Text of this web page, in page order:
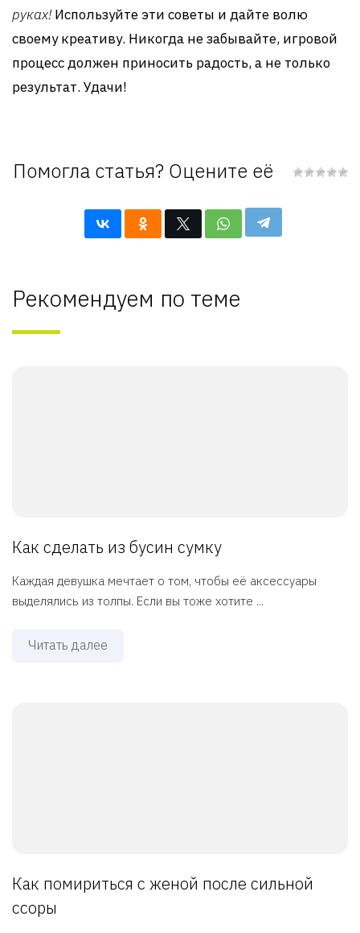
руках!Используйте эти советы и дайте волю
своему креативу. Никогда не забывайте, игровой
процесс должен приносить радость, а не только
результат. Удачи!
Помогла статья? Оцените её
Рекомендуем по теме
Как сделать из бусин сумку
Каждая девушка мечтает о том, чтобы её аксессуары
выделялись из толпы. Если вы тоже хотите ...
Читать далее
Как помириться с женой после сильной
ссоры